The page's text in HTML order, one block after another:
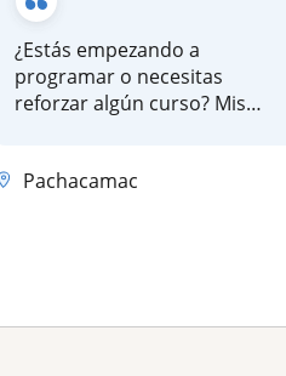
¿Estás empezando a
programar o necesitas
reforzar algún curso? Mis
Pachacamac